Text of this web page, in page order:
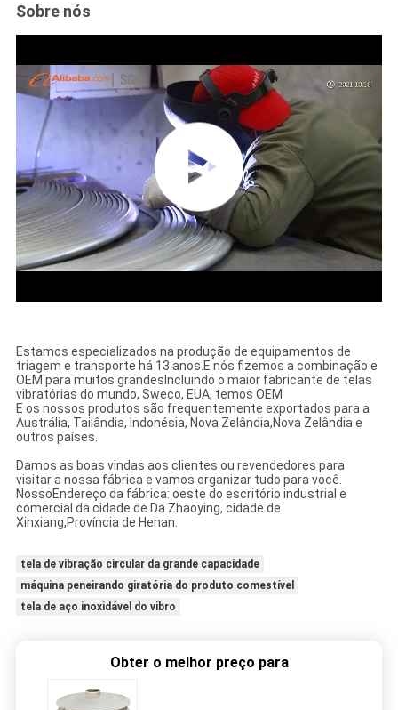
Sobre nós
Estamos especializados na produção de equipamentos de
triagem e transporte há 13 anos. E nós fizemos a combinação e
OEM para muitos grandes Incluindo o maior fabricante de telas
vibratórias do mundo, Sweco, EUA, temos OEM
E os nossos produtos são frequentemente exportados para a
Austrália, Tailândia, Indonésia, Nova Zelândia,Nova Zelândia e
outros países.
Damos as boas vindas aos clientes ou revendedores para
visitar a nossa fábrica e vamos organizar tudo para você.
NossoEndereço da fábrica: oeste do escritório industrial e
comercial da cidade de Da Zhaoying, cidade de
Xinxiang,Província de Henan.
tela de vibração circular da grande capacidade
máquina peneirando giratória do produto comestível
tela de aço inoxidável do vibro
Obter o melhor preço para